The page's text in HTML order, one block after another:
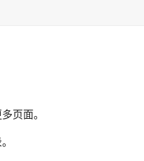
页面。